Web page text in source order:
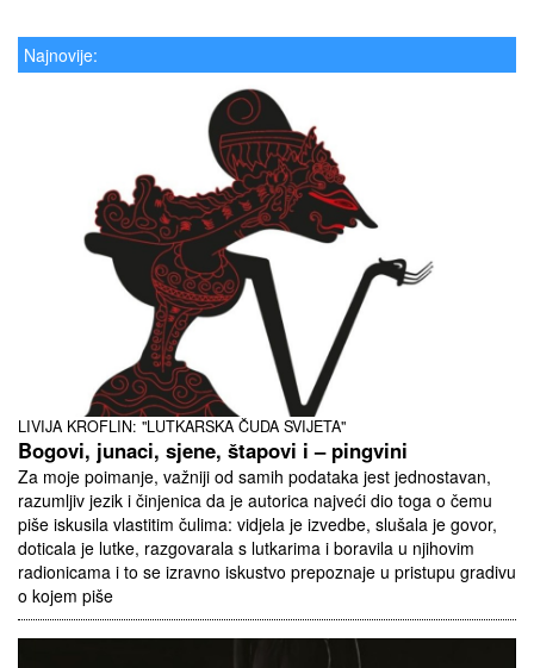
Najnovije:
LIVIJA KROFLIN: "LUTKARSKA ČUDA SVIJETA"
Bogovi, junaci, sjene, štapovi i – pingvini
Za moje poimanje, važniji od samih podataka jest jednostavan,
razumljiv jezik i činjenica da je autorica najveći dio toga o čemu
piše iskusila vlastitim čulima: vidjela je izvedbe, slušala je govor,
doticala je lutke, razgovarala s lutkarima i boravila u njihovim
radionicama i to se izravno iskustvo prepoznaje u pristupu gradivu
o kojem piše